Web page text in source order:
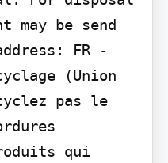
may be send
FR -
(Union
pas le
qui